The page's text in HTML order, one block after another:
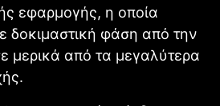
εφαρμογής, η οποία
δοκιμαστική φάση από την
μερικά από τα μεγαλύτερα